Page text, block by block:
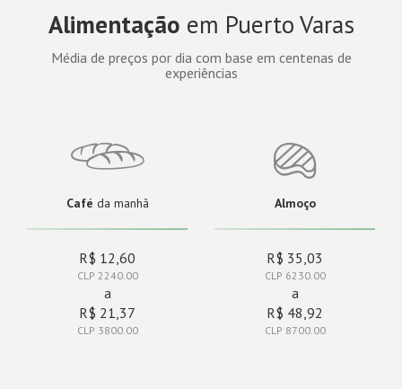
Alimentação em Puerto Varas
Média de preços por dia com base em centenas de
experiências
Café da manhã
R$ 12,60
CLP 2240.00
a
R$ 21,37
CLP 3800.00
Almoço
R$ 35,03
CLP 6230.00
a
R$ 48,92
CLP 8700.00